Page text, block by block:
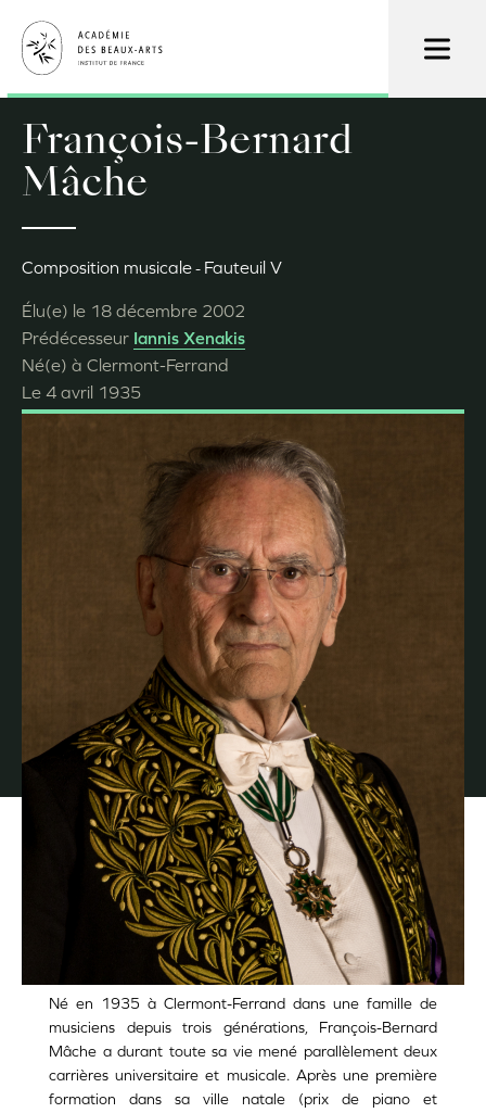
contenu
principal
François-Bernard
Mâche
Composition musicale Fauteuil V
Élu(e) le 18 décembre 2002
Prédécesseur Iannis Xenakis
Né(e) à Clermont-Ferrand
Le 4 avril 1935
Né en 1935 à Clermont-Ferrand dans une famille de
musiciens depuis trois générations, François-Bernard
Mâche a durant toute sa vie mené parallèlement deux
carrières universitaire et musicale. Après une première
formation dans sa ville natale (prix de piano et